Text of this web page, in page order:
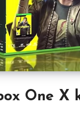
One X